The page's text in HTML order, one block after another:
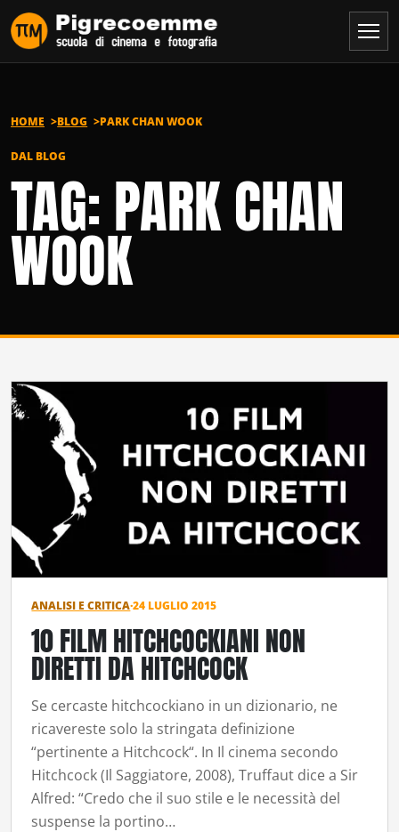
Vai al contenuto
HOME BLOG PARK CHAN WOOK
DAL BLOG
TAG: PARK CHAN
WOOK
ANALISI E CRITICA·24 LUGLIO 2015
10 FILM HITCHCOCKIANI NON
DIRETTI DA HITCHCOCK
Se cercaste hitchcockiano in un dizionario, ne
ricavereste solo la stringata definizione
“pertinente a Hitchcock“. In Il cinema secondo
Hitchcock (Il Saggiatore, 2008), Truffaut dice a Sir
Alfred: “Credo che il suo stile e le necessità del
suspense la portino…